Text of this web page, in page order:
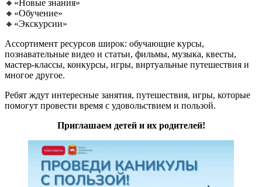
🔸«Новые знания»
🔸«Обучение»
🔸«Экскурсии»
Ассортимент ресурсов широк: обучающие курсы,
познавательные видео и статьи, фильмы, музыка, квесты,
мастер-классы, конкурсы, игры, виртуальные путешествия и
многое другое.
Ребят ждут интересные занятия, путешествия, игры, которые
помогут провести время с удовольствием и пользой.
Приглашаем детей и их родителей!